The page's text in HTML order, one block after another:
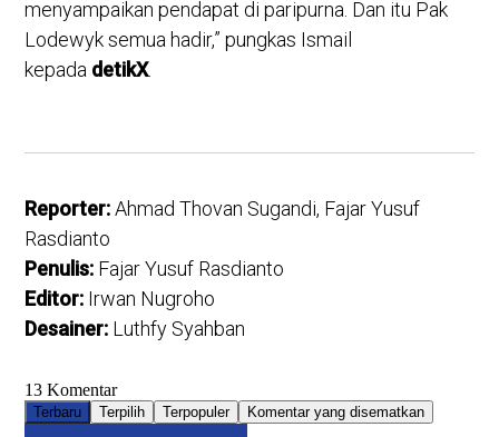
menyampaikan pendapat di paripurna. Dan itu Pak
Lodewyk semua hadir,” pungkas Ismail
kepada detikX.
Reporter:Ahmad Thovan Sugandi, Fajar Yusuf
Rasdianto
Penulis: Fajar Yusuf Rasdianto
Editor: Irwan Nugroho
Desainer: Luthfy Syahban